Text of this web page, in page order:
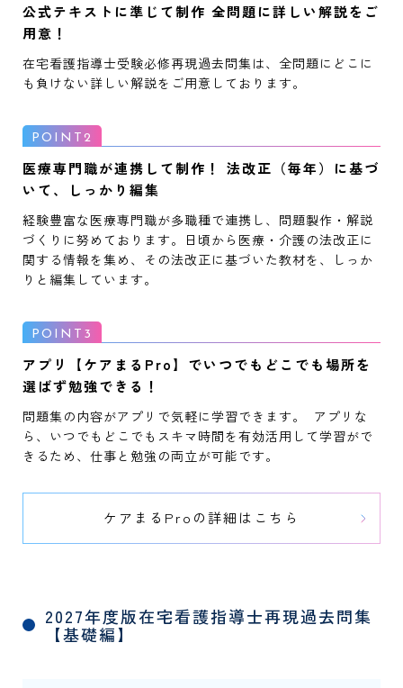
公式テキストに準じて制作 全問題に詳しい解説をご
用意！
在宅看護指導士受験必修再現過去問集は、全問題にどこに
も負けない詳しい解説をご用意しております。
医療専門職が連携して制作！ 法改正（毎年）に基づ
いて、しっかり編集
経験豊富な医療専門職が多職種で連携し、問題製作・解説
づくりに努めております。日頃から医療・介護の法改正に
関する情報を集め、その法改正に基づいた教材を、しっか
りと編集しています。
アプリ【ケアまるPro】でいつでもどこでも場所を
選ばず勉強できる！
問題集の内容がアプリで気軽に学習できます。 アプリな
ら、いつでもどこでもスキマ時間を有効活用して学習がで
きるため、仕事と勉強の両立が可能です。
ケアまるProの詳細はこちら
2027年度版在宅看護指導士再現過去問集
【基礎編】